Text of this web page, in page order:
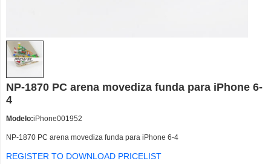
NP-1870 PC arena movediza funda para iPhone 6-
4
Modelo:iPhone001952
NP-1870 PC arena movediza funda para iPhone 6-4
REGISTER TO DOWNLOAD PRICELIST